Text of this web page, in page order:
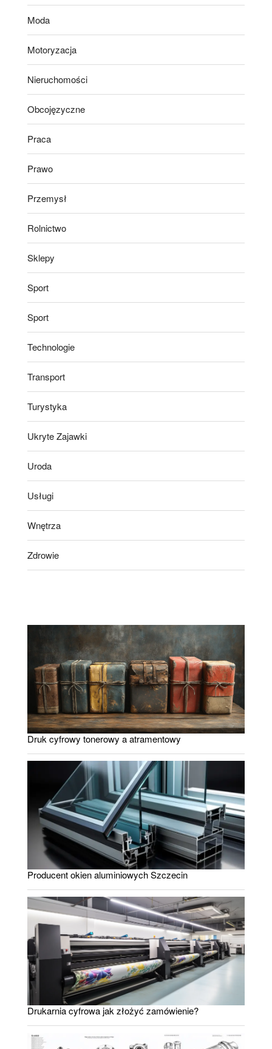
Moda
Motoryzacja
Nieruchomości
Obcojęzyczne
Praca
Prawo
Przemysł
Rolnictwo
Sklepy
Sport
Sport
Technologie
Transport
Turystyka
Ukryte Zajawki
Uroda
Usługi
Wnętrza
Zdrowie
Druk cyfrowy tonerowy a atramentowy
Producent okien aluminiowych Szczecin
Drukarnia cyfrowa jak złożyć zamówienie?